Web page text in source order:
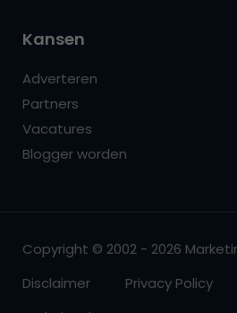
Kansen
Adverteren
Partners
Vacatures
Blogger worden
Copyright © 2002 - 2026
Disclaimer
Privacy Policy